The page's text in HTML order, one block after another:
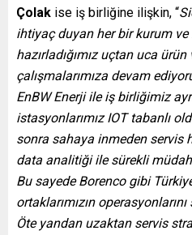
Çolak ise iş birliğine ilişkin, “
ihtiyaç duyan her bir kurum
hazırladığımız uçtan uca
çalışmalarımıza devam
EnBW Enerji ile iş birliğimiz
istasyonlarımız IOT tabanlı
sonra sahaya inmeden servis
data analitiği ile sürekli
Bu sayede Borenco gibi
ortaklarımızın
Öte yandan uzaktan servis